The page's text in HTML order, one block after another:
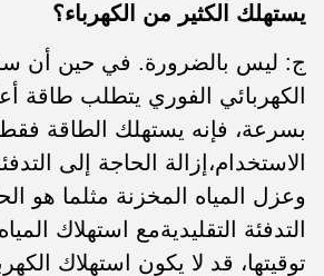
يستهلك الكثير من الكهرباء؟
ج: ليس بالضرورة. في حين أن
الكهربائي الفوري يتطلب طاقة
بسرعة، فإنه يستهلك الطاقة
الاستخدام،إزالة الحاجة إلى
وعزل المياه المخزنة مثلما هو
التدفئة التقليديةمع استهلاك
توقيتها، قد لا يكون استهلاك